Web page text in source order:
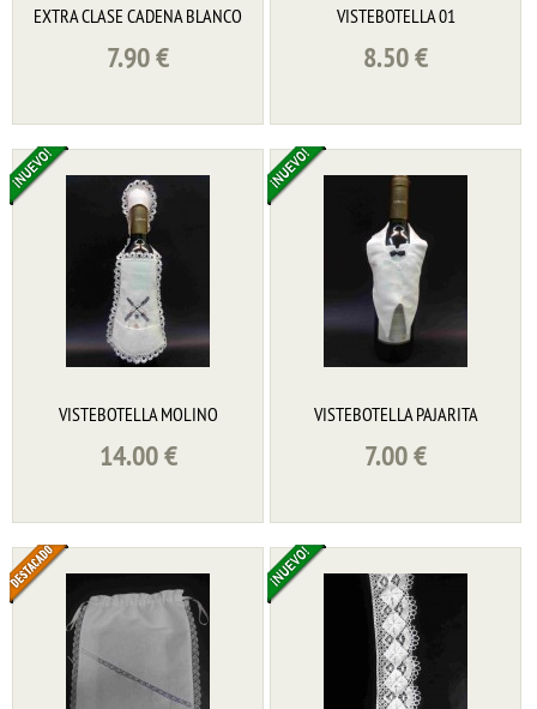
EXTRA CLASE CADENA BLANCO
7.90€
VISTEBOTELLA 01
8.50€
VISTEBOTELLA MOLINO
14.00€
VISTEBOTELLA PAJARITA
7.00€